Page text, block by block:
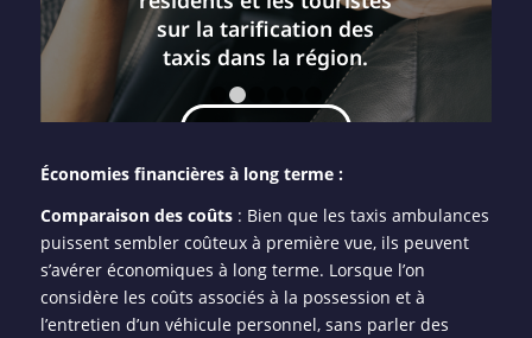
sur la tarification des
taxis dans la région.
1 3
Économies financières à long terme :
Comparaison des coûts: Bien que les taxis ambulances
puissent sembler coûteux à première vue, ils peuvent
s’avérer économiques à long terme. Lorsque l’on
considère les coûts associés à la possession et à
l’entretien d’un véhicule personnel, sans parler des